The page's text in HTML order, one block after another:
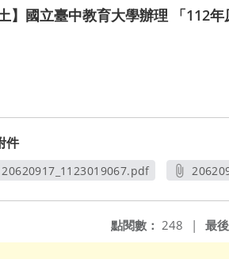
土】國立臺中教育大學辦理 「112
件
20620917_1123019067.pdf
最
點閱數： 248 |